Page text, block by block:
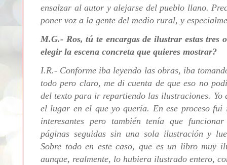
ensalzar al autor y alejarse del pueblo llano.
poner voz a la gente del medio rural, y
M.G.- Ros, tú te encargas de ilustrar estas tres
elegir la escena concreta que quieres mostrar?
I.R.- Conforme iba leyendo las obras, iba
todo pero claro, me di cuenta de que eso no
del texto para ir repartiendo las ilustraciones.
el lugar en el que yo quería. En ese proceso fui
interesantes pero también tenía que
páginas seguidas sin una sola ilustración y
Sobre todo en este caso, que es un libro muy
aunque, realmente, lo hubiera ilustrado entero,